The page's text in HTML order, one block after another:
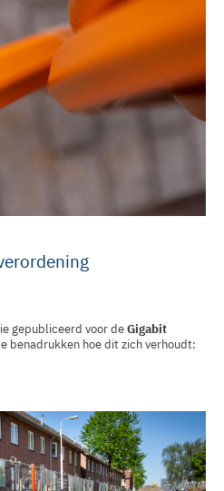
gepubliceerd voor deGigabit
benadrukken hoe dit zich verhoudt: